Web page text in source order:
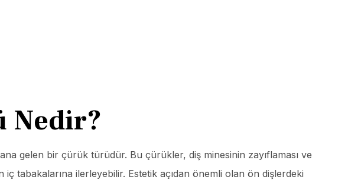
Nedir?
gelen bir çürük türüdür. Bu çürükler, diş minesinin zayıflaması ve
tabakalarına ilerleyebilir. Estetik açıdan önemli olan ön dişlerdeki